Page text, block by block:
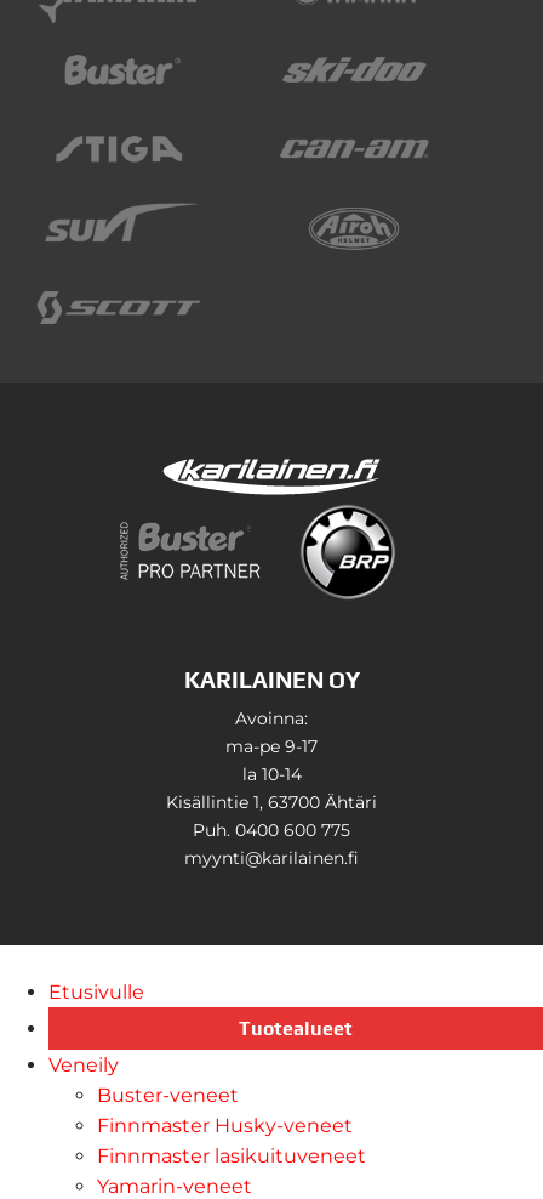
KARILAINEN OY
Avoinna:
ma-pe 9-17
la 10-14
Kisällintie 1, 63700 Ähtäri
Puh. 0400 600 775
myynti@karilainen.fi
Etusivulle
Tuotealueet
Veneily
Buster-veneet
Finnmaster Husky-veneet
Finnmaster lasikuituveneet
Yamarin-veneet